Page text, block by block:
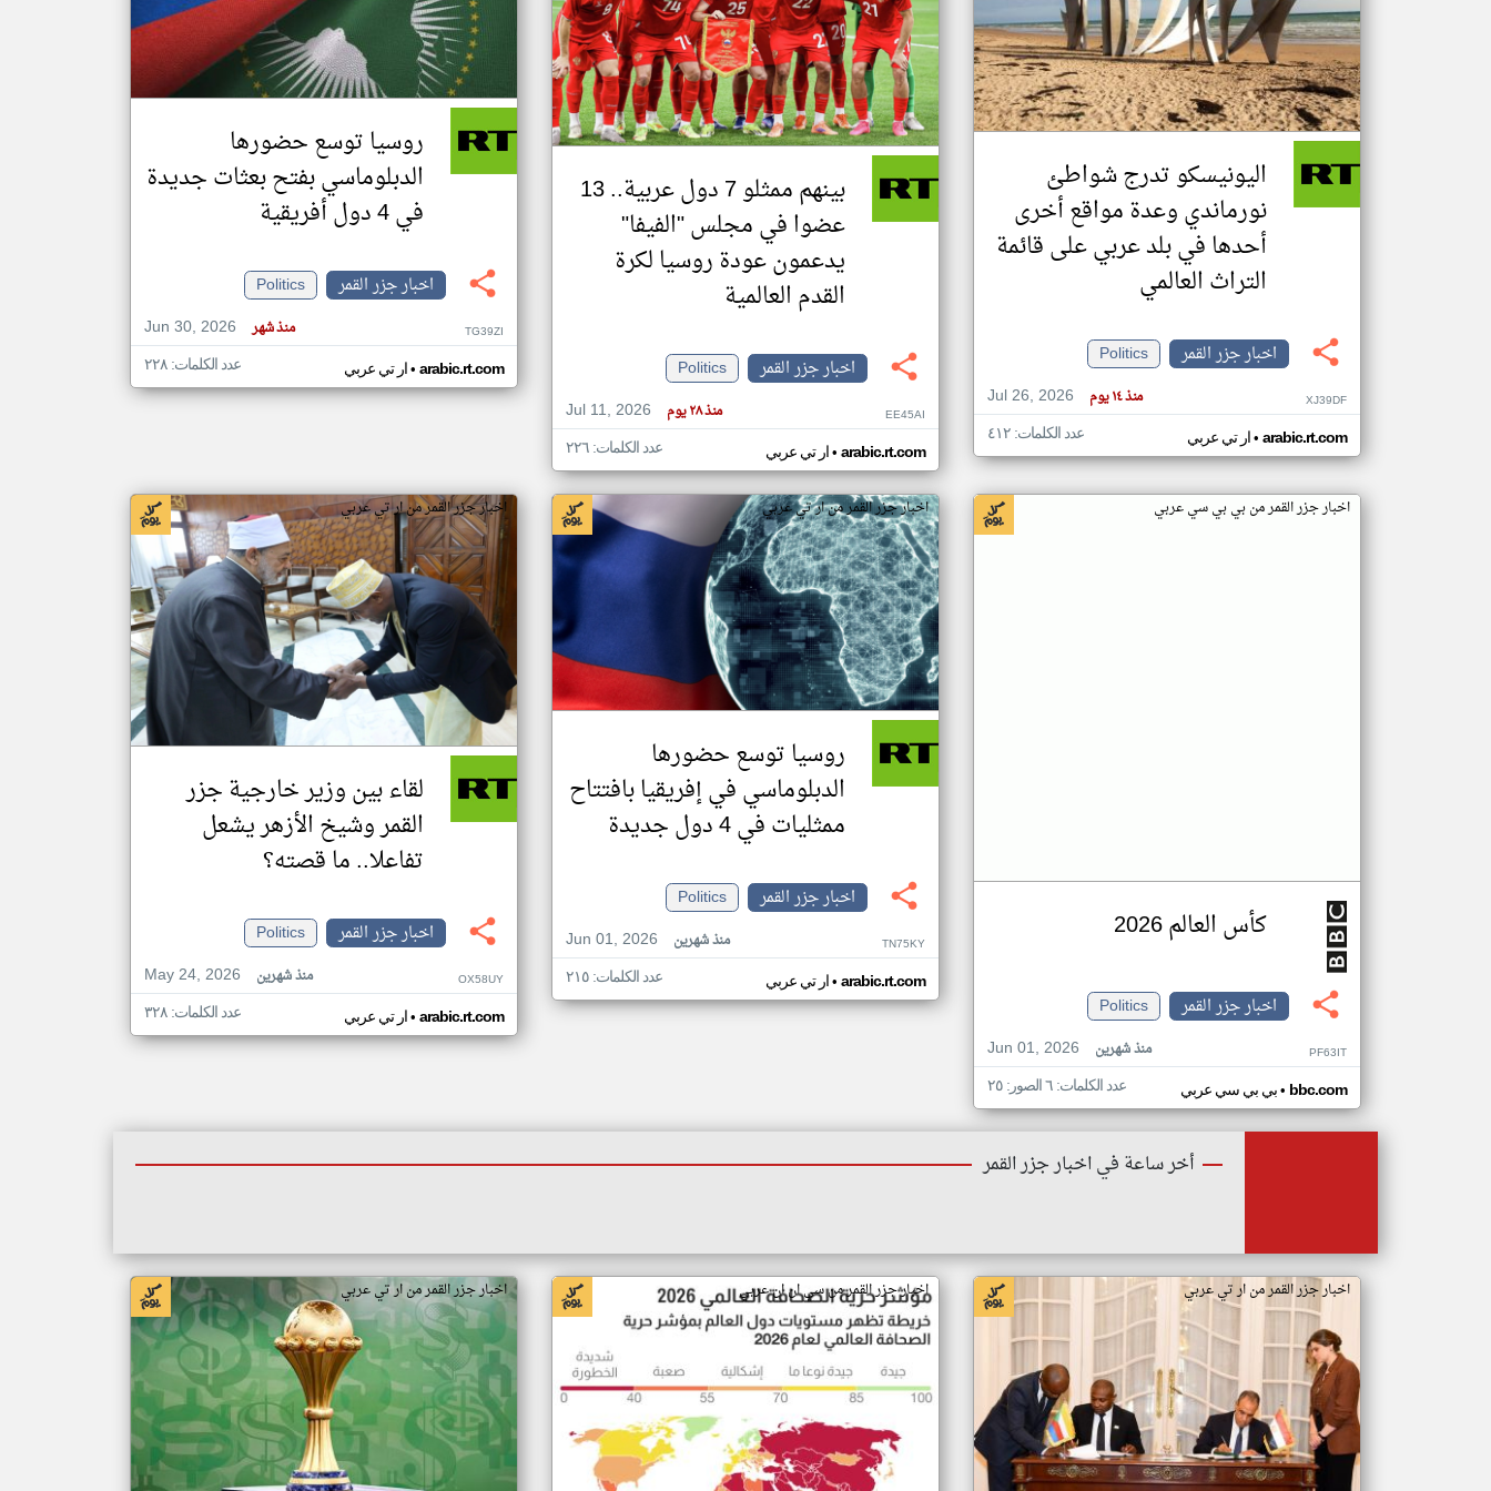
تغيير الدولة
اخبار جزر القمر على مدار الساعة
أهم اخبار جزر القمر العاجلة والمباشرة
اليونيسكو تدرج شواطئ
نورماندي وعدة مواقع أخرى
أحدها في بلد عربي على قائمة
التراث العالمي
اخبار جزر القمر
Politics
Jul 26, 2026
منذ ١٤ يوم XJ39DF
ار تي عربي• arabic.rt.com عدد الكلمات: ٤١٢
بينهم ممثلو 7 دول عربية.. 13
عضوا في مجلس "الفيفا"
يدعمون عودة روسيا لكرة
القدم العالمية
اخبار جزر القمر
Politics
Jul 11, 2026
منذ ٢٨ يوم EE45AI
ار تي عربي• arabic.rt.com عدد الكلمات: ٢٢٦
روسيا توسع حضورها
الدبلوماسي بفتح بعثات جديدة
في 4 دول أفريقية
اخبار جزر القمر
Politics
Jun 30, 2026
منذ شهر TG39ZI
ار تي عربي• arabic.rt.com عدد الكلمات: ٢٢٨
اخبار جزر القمر من بي بي سي عربي
كأس العالم 2026
اخبار جزر القمر
Politics
Jun 01, 2026
منذ شهرين PF63IT
بي بي سي عربي• bbc.com عدد الكلمات: ٦ الصور: ٢٥
اخبار جزر القمر من ار تي عربي
روسيا توسع حضورها
الدبلوماسي في إفريقيا بافتتاح
ممثليات في 4 دول جديدة
اخبار جزر القمر
Politics
Jun 01, 2026
منذ شهرين TN75KY
ار تي عربي• arabic.rt.com عدد الكلمات: ٢١٥
اخبار جزر القمر من ار تي عربي
لقاء بين وزير خارجية جزر
القمر وشيخ الأزهر يشعل
تفاعلا.. ما قصته؟
اخبار جزر القمر
Politics
May 24, 2026
منذ شهرين OX58UY
ار تي عربي• arabic.rt.com عدد الكلمات: ٣٢٨
أخر ساعة في اخبار جزر القمر
اخبار جزر القمر من ار تي عربي اخبار جزر القمر من سي ان ان عربي اخبار جزر القمر من ار تي عربي
klyoum.com